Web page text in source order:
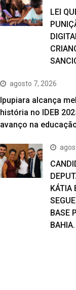
LEI
agosto 7, 2026
Ipupiara alcança
história no IDEB
avanço na
KÁTIA
BASE
BAHIA.